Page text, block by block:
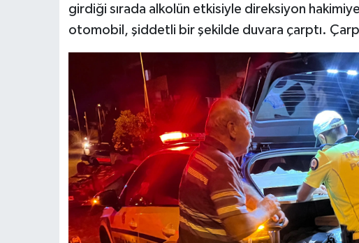
girdiği sırada alkolün etkisiyle direksiyon
otomobil, şiddetli bir şekilde duvara çarptı.